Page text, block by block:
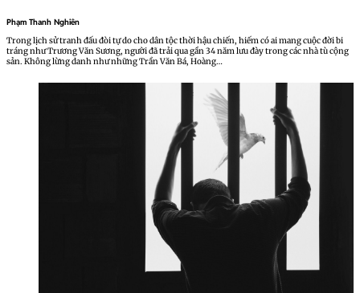
Phạm Thanh Nghiên
Trong lịch sử tranh đấu đòi tự do cho dân tộc thời hậu chiến, hiếm có ai mang cuộc đời bi
tráng như Trương Văn Sương, người đã trải qua gần 34 năm lưu đày trong các nhà tù cộng
sản. Không lừng danh như những Trần Văn Bá, Hoàng…